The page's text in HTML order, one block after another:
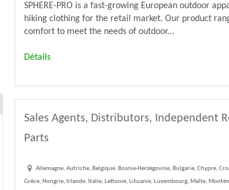
SPHERE-PRO is a fast-growing European outdoor
hiking clothing for the retail market. Our product
comfort to meet the needs of outdoor...
Détails
Sales Agents, Distributors, Independent
Parts
Allemagne, Autriche, Belgique, Bosnie-Herzégovine, Bulgarie, Chypre,
Grèce, Hongrie, Irlande, Italie, Lettonie, Lituanie, Luxembourg, Malte,